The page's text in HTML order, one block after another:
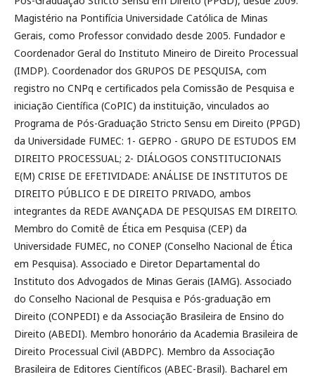
Magistério na Pontifícia Universidade Católica de Minas
Gerais, como Professor convidado desde 2005. Fundador e
Coordenador Geral do Instituto Mineiro de Direito Processual
(IMDP). Coordenador dos GRUPOS DE PESQUISA, com
registro no CNPq e certificados pela Comissão de Pesquisa e
iniciação Científica (CoPIC) da instituição, vinculados ao
Programa de Pós-Graduação Stricto Sensu em Direito (PPGD)
da Universidade FUMEC: 1- GEPRO - GRUPO DE ESTUDOS EM
DIREITO PROCESSUAL; 2- DIÁLOGOS CONSTITUCIONAIS
E(M) CRISE DE EFETIVIDADE: ANÁLISE DE INSTITUTOS DE
DIREITO PÚBLICO E DE DIREITO PRIVADO, ambos
integrantes da REDE AVANÇADA DE PESQUISAS EM DIREITO.
Membro do Comitê de Ética em Pesquisa (CEP) da
Universidade FUMEC, no CONEP (Conselho Nacional de Ética
em Pesquisa). Associado e Diretor Departamental do
Instituto dos Advogados de Minas Gerais (IAMG). Associado
do Conselho Nacional de Pesquisa e Pós-graduação em
Direito (CONPEDI) e da Associação Brasileira de Ensino do
Direito (ABEDI). Membro honorário da Academia Brasileira de
Direito Processual Civil (ABDPC). Membro da Associação
Brasileira de Editores Científicos (ABEC-Brasil). Bacharel em